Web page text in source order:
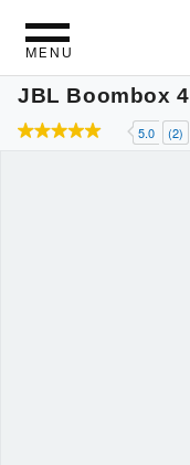
MENU
JBL Boombox 4
5.0 (2)